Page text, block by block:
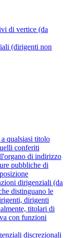
di vertice (da
(dirigenti non
qualsiasi titolo
conferiti
di indirizzo
pubbliche di
dirigenziali (da
distinguano le
dirigenti
titolari di
con funzioni
discrezionali